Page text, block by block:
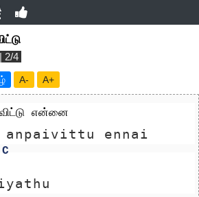
2/4
A- A+
என்னை
anpaivittu ennai
C